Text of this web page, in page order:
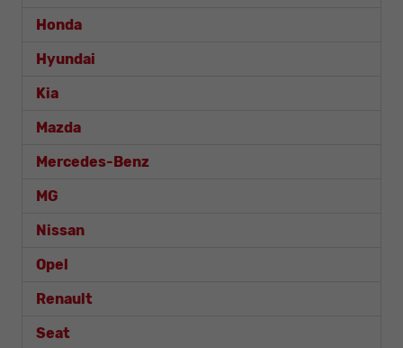
Honda
Hyundai
Kia
Mazda
Mercedes-Benz
MG
Nissan
Opel
Renault
Seat